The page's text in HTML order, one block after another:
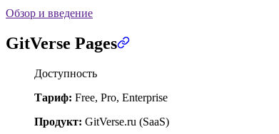
Обзор и введение
GitVerse Pages
Доступность
Тариф: Free, Pro, Enterprise
Продукт: GitVerse.ru (SaaS)